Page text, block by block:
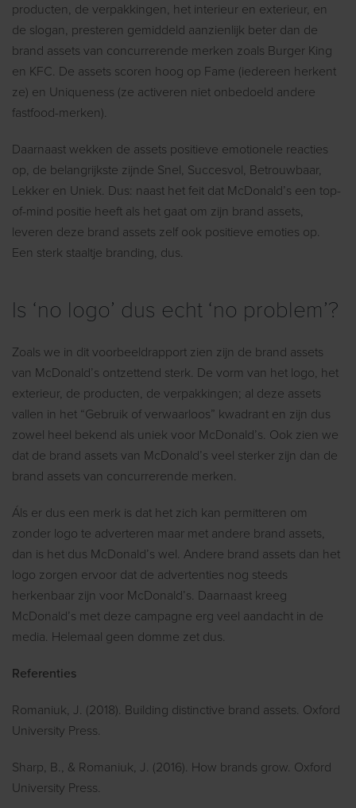
producten, de verpakkingen, het interieur en exterieur, en
de slogan, presteren gemiddeld aanzienlijk beter dan de
brand assets van concurrerende merken zoals Burger King
en KFC. De assets scoren hoog op Fame (iedereen herkent
ze) en Uniqueness (ze activeren niet onbedoeld andere
fastfood-merken).
Daarnaast wekken de assets positieve emotionele reacties
op, de belangrijkste zijnde Snel, Succesvol, Betrouwbaar,
Lekker en Uniek. Dus: naast het feit dat McDonald’s een top-
of-mind positie heeft als het gaat om zijn brand assets,
leveren deze brand assets zelf ook positieve emoties op.
Een sterk staaltje branding, dus.
Is ‘no logo’ dus echt ‘no problem’?
Zoals we in dit voorbeeldrapport zien zijn de brand assets
van McDonald’s ontzettend sterk. De vorm van het logo, het
exterieur, de producten, de verpakkingen; al deze assets
vallen in het “Gebruik of verwaarloos” kwadrant en zijn dus
zowel heel bekend als uniek voor McDonald’s. Ook zien we
dat de brand assets van McDonald’s veel sterker zijn dan de
brand assets van concurrerende merken.
Áls er dus een merk is dat het zich kan permitteren om
zonder logo te adverteren maar met andere brand assets,
dan is het dus McDonald’s wel. Andere brand assets dan het
logo zorgen ervoor dat de advertenties nog steeds
herkenbaar zijn voor McDonald’s. Daarnaast kreeg
McDonald’s met deze campagne erg veel aandacht in de
media. Helemaal geen domme zet dus.
Referenties
Romaniuk, J. (2018). Building distinctive brand assets. Oxford
University Press.
Sharp, B., & Romaniuk, J. (2016). How brands grow. Oxford
University Press.